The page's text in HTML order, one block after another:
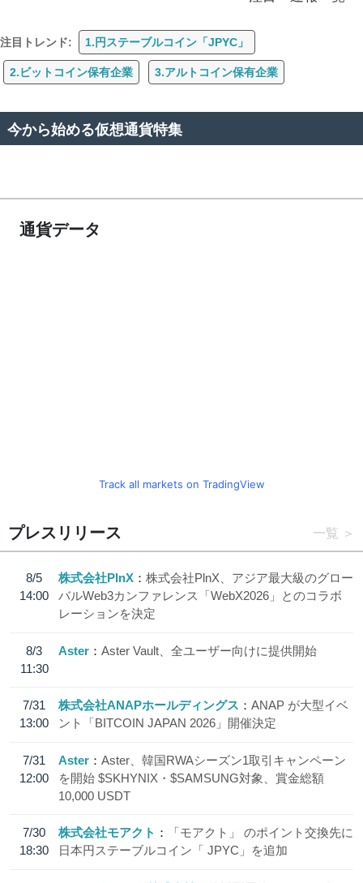
注目トレンド: 1.円ステーブルコイン「JPYC」
2.ビットコイン保有企業 3.アルトコイン保有企業
今から始める仮想通貨特集
通貨データ
Track all markets on TradingView
プレスリリース 一覧
8/5
14:00
株式会社PlnX
株式会社PlnX、アジア最大級のグロー
バルWeb3カンファレンス「WebX2026」とのコラボ
レーションを決定
8/3
11:30
Aster Aster Vault、全ユーザー向けに提供開始
7/31
13:00
株式会社ANAPホールディングス
ANAP が大型イベ
ント「BITCOIN JAPAN 2026」開催決定
7/31
12:00
Aster
Aster、韓国RWAシーズン1取引キャンペーン
を開始 $SKHYNIX・$SAMSUNG対象、賞金総額
10,000 USDT
7/30
18:30
株式会社モアクト
「モアクト」 のポイント交換先に
日本円ステーブルコイン「 JPYC」を追加